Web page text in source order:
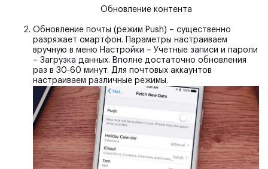
Обновление контента
Обновление почты (режим Push) – существенно
разряжает смартфон. Параметры настраиваем
вручную в меню Настройки – Учетные записи и пароли
– Загрузка данных. Вполне достаточно обновления
раз в 30-60 минут. Для почтовых аккаунтов
настраиваем различные режимы.